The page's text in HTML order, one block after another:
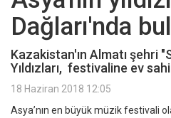
Dağları'nda
Kazakistan'ın Almatı şehri
Yıldızları, festivaline ev
18 Haziran 2018 12:05
Asya’nın en büyük müzik festivali